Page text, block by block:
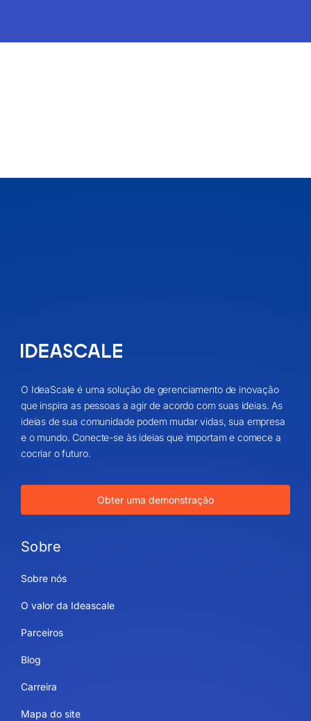
O IdeaScale é uma solução de gerenciamento de inovação
que inspira as pessoas a agir de acordo com suas ideias. As
ideias de sua comunidade podem mudar vidas, sua empresa
e o mundo. Conecte-se às ideias que importam e comece a
cocriar o futuro.
Obter uma demonstração
Sobre
Sobre nós
O valor da Ideascale
Parceiros
Blog
Carreira
Mapa do site